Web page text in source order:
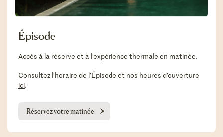
Épisode
Accès à la réserve et à l’expérience thermale en matinée.
Consultez l’horaire de l’Épisode et nos heures d’ouverture
ici.
Réservez votre matinée